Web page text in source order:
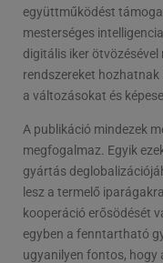
együttműködést
mesterséges
digitális iker
rendszereket hozhatnak
a változásokat és
A publikáció mindezek
megfogalmaz. Egyik
gyártás
lesz a termelő
kooperáció erősödését
egyben a fenntartható
ugyanilyen fontos, hogy